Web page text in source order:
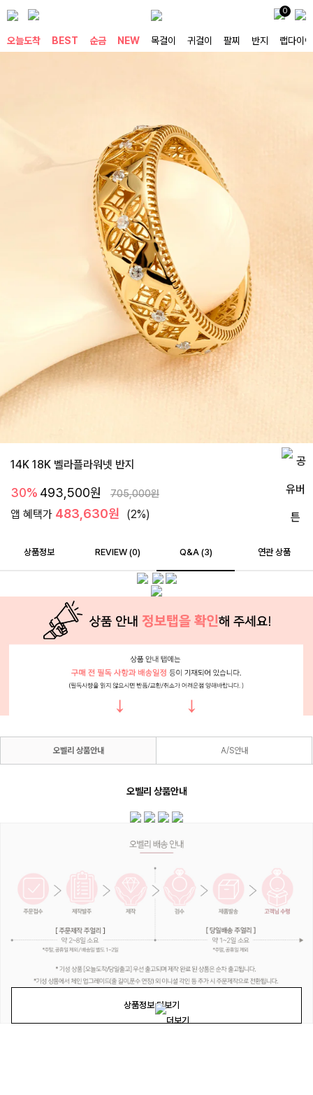
0
오늘도착 BEST 순금 NEW 목걸이 귀걸이 팔찌 반지 랩다이아
14K 18K 벨라플라워넷 반지
30% 493,500원 705,000원
앱 혜택가 483,630원 (2%)
상품정보 REVIEW (0) Q&A (3) 연관 상품
상품정보 더보기
오벨리 상품안내 A/S안내
오벨리 상품안내